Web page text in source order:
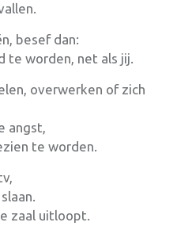
besef dan:
te worden, net als jij.
overwerken of zich
angst,
te worden.
zaal uitloopt.